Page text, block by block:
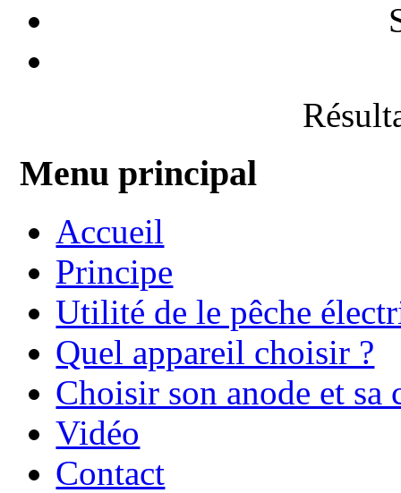
Menu principal
Accueil
Principe
Utilité de le pêche
Quel appareil choisir ?
Choisir son anode et sa
Vidéo
Contact